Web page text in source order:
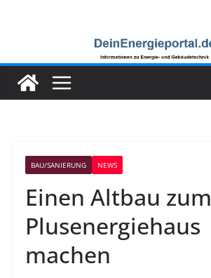
BAU/SANIERUNG NEWS
Einen Altbau zum
Plusenergiehaus
machen